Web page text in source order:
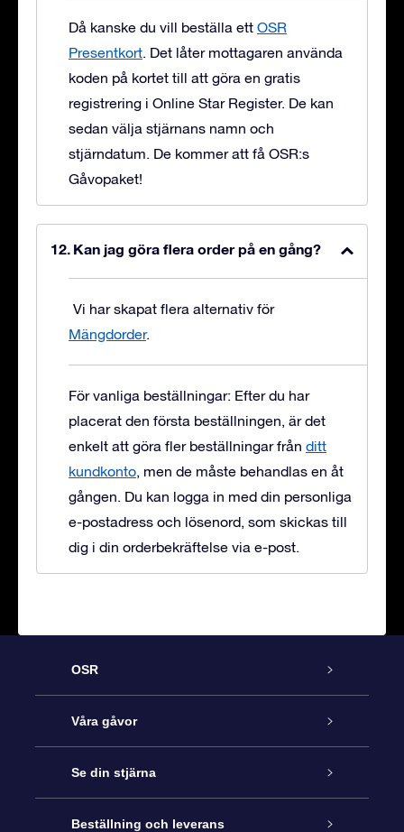
Då kanske du vill beställa ett OSR
Presentkort. Det låter mottagaren använda
koden på kortet till att göra en gratis
registrering i Online Star Register. De kan
sedan välja stjärnans namn och
stjärndatum. De kommer att få OSR:s
Gåvopaket!
Kan jag göra flera order på en gång?
Vi har skapat flera alternativ för
Mängdorder.
För vanliga beställningar: Efter du har
placerat den första beställningen, är det
enkelt att göra fler beställningar från ditt
kundkonto, men de måste behandlas en åt
gången. Du kan logga in med din personliga
e-postadress och lösenord, som skickas till
dig i din orderbekräftelse via e-post.
OSR
Kundtjänst
Kontakta oss
Blogg
Våra gåvor
Online-Stjärngåva
OSR Gåvopaket
Se din stjärna
Stjärnregiste
Beställning och leverans